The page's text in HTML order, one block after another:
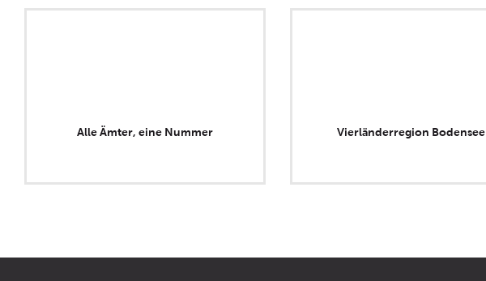
Alle Ämter, eine Nummer Vierländerregion Bodensee